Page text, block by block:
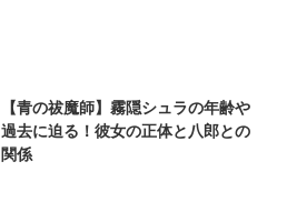
【青の祓魔師】霧隠シュラの年齢や
過去に迫る！彼女の正体と八郎との
関係